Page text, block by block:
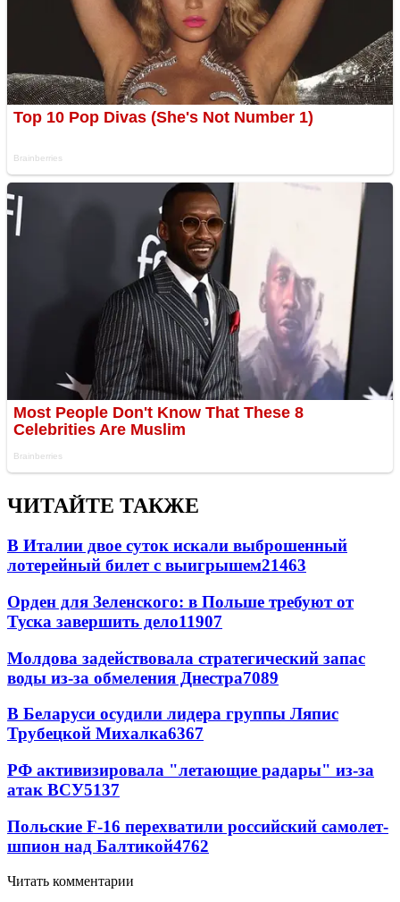
ЧИТАЙТЕ ТАКЖЕ
В Италии двое суток искали выброшенный
лотерейный билет с выигрышем21463
Орден для Зеленского: в Польше требуют от
Туска завершить дело11907
Молдова задействовала стратегический запас
воды из-за обмеления Днестра7089
В Беларуси осудили лидера группы Ляпис
Трубецкой Михалка6367
РФ активизировала "летающие радары" из-за
атак ВСУ5137
Польские F-16 перехватили российский самолет-
шпион над Балтикой4762
Читать комментарии